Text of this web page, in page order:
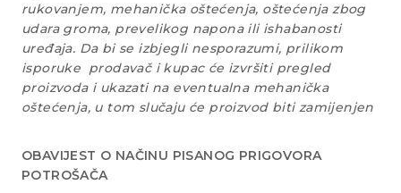
rukovanjem, mehanička oštećenja, oštećenja zbog
udara groma, prevelikog napona ili ishabanosti
uređaja. Da bi se izbjegli nesporazumi, prilikom
isporuke prodavač i kupac će izvršiti pregled
proizvoda i ukazati na eventualna mehanička
oštećenja, u tom slučaju će proizvod biti zamijenjen
OBAVIJEST O NAČINU PISANOG PRIGOVORA
POTROŠAČA